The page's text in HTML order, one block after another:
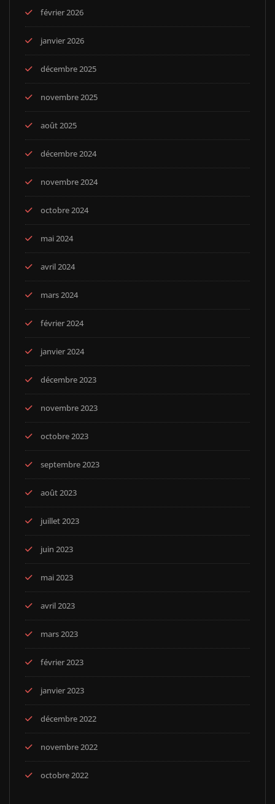
février 2026
janvier 2026
décembre 2025
novembre 2025
août 2025
décembre 2024
novembre 2024
octobre 2024
mai 2024
avril 2024
mars 2024
février 2024
janvier 2024
décembre 2023
novembre 2023
octobre 2023
septembre 2023
août 2023
juillet 2023
juin 2023
mai 2023
avril 2023
mars 2023
février 2023
janvier 2023
décembre 2022
novembre 2022
octobre 2022